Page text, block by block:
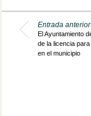
Entrada anterior
El Ayuntamiento
de la licencia
en el municipio